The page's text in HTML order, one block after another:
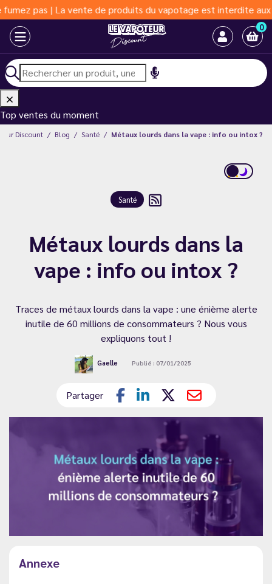
pas | La vente de produits du vapotage est interdite aux
0
Top ventes du moment
Discount Blog Santé Métaux lourds dans la vape : info ou intox ?
Santé
Métaux lourds dans la
vape : info ou intox ?
Traces de métaux lourds dans la vape : une énième alerte
inutile de 60 millions de consommateurs ? Nous vous
expliquons tout !
Gaelle Publié : 07/01/2025
Partager
Annexe